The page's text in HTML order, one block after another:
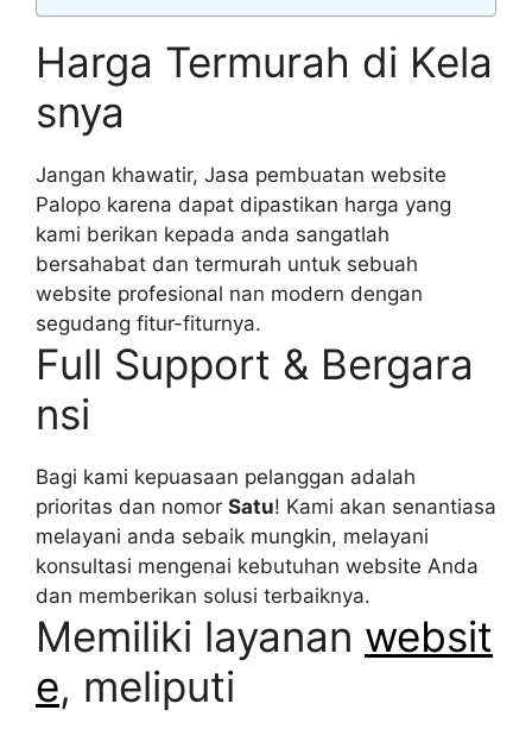
Harga Termurah di Kela
snya
Jangan khawatir, Jasa pembuatan website
Palopo karena dapat dipastikan harga yang
kami berikan kepada anda sangatlah
bersahabat dan termurah untuk sebuah
website profesional nan modern dengan
segudang fitur-fiturnya.
Full Support & Bergara
nsi
Bagi kami kepuasaan pelanggan adalah
prioritas dan nomor Satu! Kami akan senantiasa
melayani anda sebaik mungkin, melayani
konsultasi mengenai kebutuhan website Anda
dan memberikan solusi terbaiknya.
Memiliki layanan websit
e, meliputi